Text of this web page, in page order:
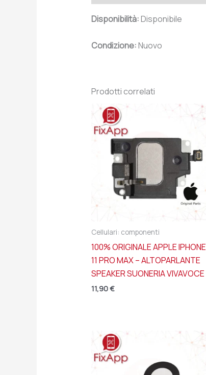
Disponibilità:Disponibile
Condizione:Nuovo
Prodotti correlati
Cellulari: componenti
100% ORIGINALE APPLE IPHONE
11 PRO MAX – ALTOPARLANTE
SPEAKER SUONERIA VIVAVOCE
11,90€